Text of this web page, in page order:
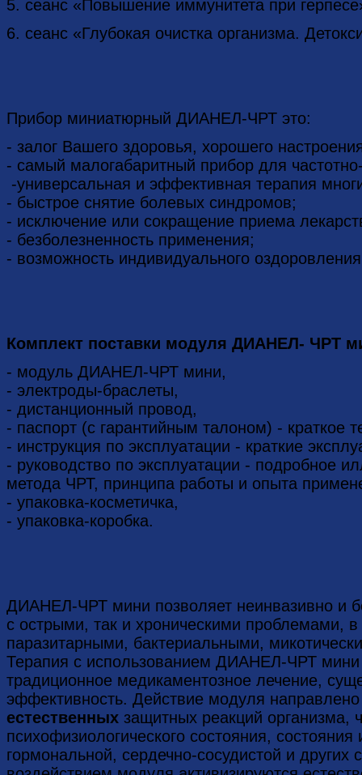
5. сеанс «Повышение иммунитета при
6. сеанс «Глубокая очистка организма.
Прибор миниатюрный ДИАНЕЛ-ЧРТ это:
- залог Вашего здоровья, хорошего
- самый малогабаритный прибор для
-универсальная и эффективная терапия
- быстрое снятие болевых синдромов;
- исключение или сокращение приема
- безболезненность применения;
- возможность индивидуального
Комплект поставки модуля ДИАНЕЛ- ЧРТ
- модуль ДИАНЕЛ-ЧРТ мини,
- электроды-браслеты,
- дистанционный провод,
- паспорт (с гарантийным талоном) - краткое
- инструкция по эксплуатации - краткие
- руководство по эксплуатации - подробное
метода ЧРТ, принципа работы и опыта
- упаковка-косметичка,
- упаковка-коробка.
ДИАНЕЛ-ЧРТ мини позволяет неинвазивно и
с острыми, так и хроническими проблемами,
паразитарными, бактериальными,
Терапия с использованием ДИАНЕЛ-ЧРТ мини
традиционное медикаментозное лечение,
эффективность. Действие модуля
естественных защитных реакций организма,
психофизиологического состояния,
гормональной, сердечно-сосудистой и других